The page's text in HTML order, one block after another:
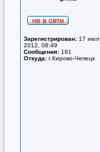
Зарегистрирован: 17 июл
2012, 08:49
Сообщения: 191
Откуда: г.Кирово-Чепецк